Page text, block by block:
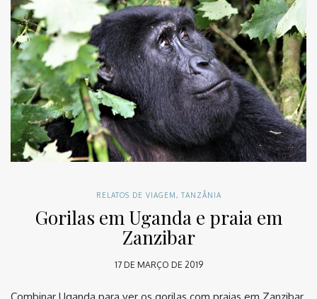
RELATOS DE VIAGEM, TANZÂNIA
Gorilas em Uganda e praia em
Zanzibar
17 DE MARÇO DE 2019
Combinar Uganda para ver os gorilas com praias em Zanzibar